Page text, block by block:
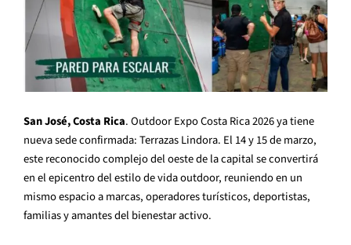
San José, Costa Rica. Outdoor Expo Costa Rica 2026 ya tiene
nueva sede confirmada: Terrazas Lindora. El 14 y 15 de marzo,
este reconocido complejo del oeste de la capital se convertirá
en el epicentro del estilo de vida outdoor, reuniendo en un
mismo espacio a marcas, operadores turísticos, deportistas,
familias y amantes del bienestar activo.